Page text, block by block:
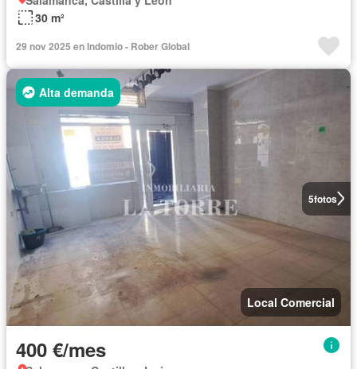
30 m²
29 nov 2025 en Indomio - Rober Global
5fotos
Alta demanda
Local Comercial
400 €/mes